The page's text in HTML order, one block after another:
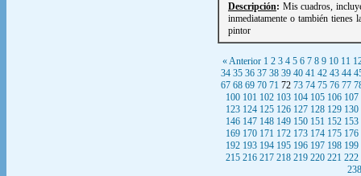
Descripción: Mis cuadros,
inmediatamente o también tienes
pintor
« Anterior 1 2 3 4 5 6 7 8 9 10 11
34 35 36 37 38 39 40 41 42 43 44
67 68 69 70 71 72 73 74 75 76 77
100 101 102 103 104 105 106 107
123 124 125 126 127 128 129 130
146 147 148 149 150 151 152 153
169 170 171 172 173 174 175 176
192 193 194 195 196 197 198 199
215 216 217 218 219 220 221 222
238